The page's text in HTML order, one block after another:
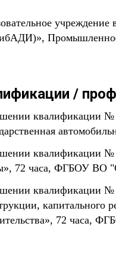
/
квалификации №
квалификации
72 часа, ФГБОУ ВО
квалификации №
капитального
72 часа,